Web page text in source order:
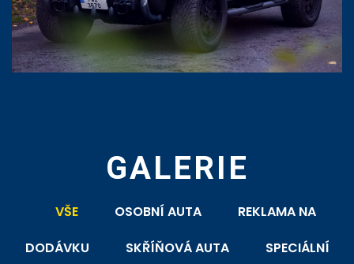
GALERIE
VŠE OSOBNÍ AUTA
REKLAMA NA
DODÁVKU
SKŘÍŇOVÁ AUTA
SPECIÁLNÍ